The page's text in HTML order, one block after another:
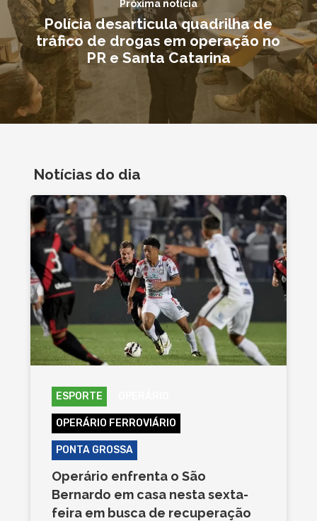
Próxima notícia
Polícia desarticula quadrilha de
tráfico de drogas em operação no
PR e Santa Catarina
Notícias do dia
ESPORTE
OPERÁRIO FERROVIÁRIO
PONTA GROSSA
Operário enfrenta o São
Bernardo em casa nesta sexta-
feira em busca de recuperação